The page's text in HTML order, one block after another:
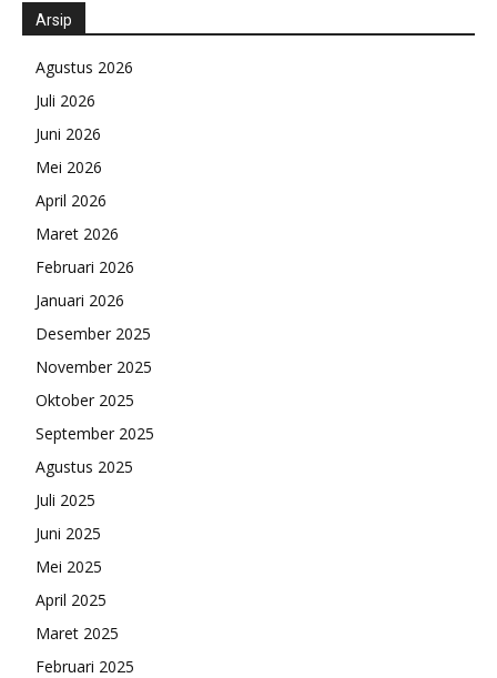
Arsip
Agustus 2026
Juli 2026
Juni 2026
Mei 2026
April 2026
Maret 2026
Februari 2026
Januari 2026
Desember 2025
November 2025
Oktober 2025
September 2025
Agustus 2025
Juli 2025
Juni 2025
Mei 2025
April 2025
Maret 2025
Februari 2025